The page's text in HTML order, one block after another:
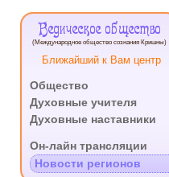
Ведическое общество
(Международное общество сознания Кришны)
Ближайший к Вам центр
Общество
Духовные учителя
Духовные наставники
Он-лайн трансляции
Новости регионов